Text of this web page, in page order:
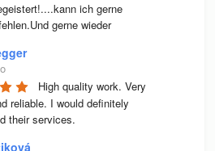
ich gerne
gerne wieder
High quality work. Very
reliable. I would definitely
their services.